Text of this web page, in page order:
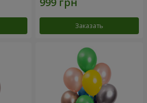
Заказать